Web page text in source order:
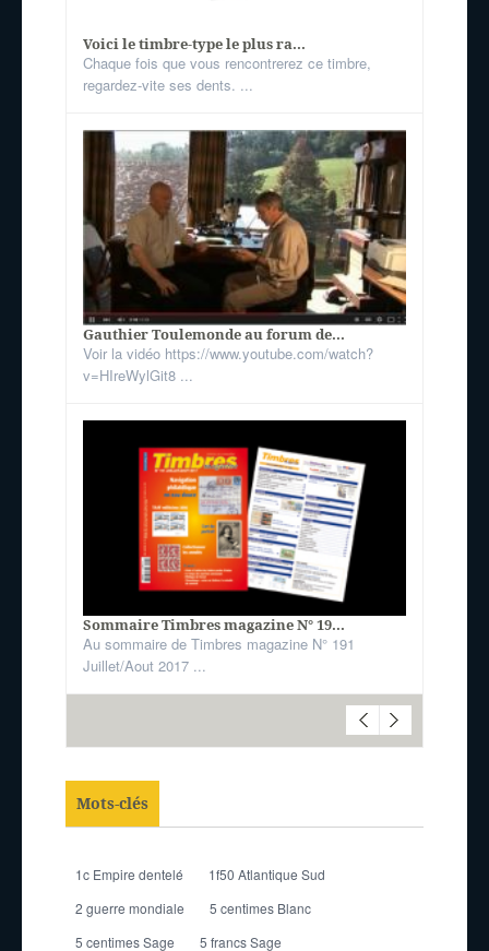
Voici le timbre-type le plus ra...
Chaque fois que vous rencontrerez ce timbre,
regardez-vite ses dents. ...
Gauthier Toulemonde au forum de...
Voir la vidéo https://www.youtube.com/watch?
v=HIreWylGit8 ...
Sommaire Timbres magazine N° 19...
Au sommaire de Timbres magazine N° 191
Juillet/Aout 2017 ...
Mots-clés
1c Empire dentelé
1f50 Atlantique Sud
2 guerre mondiale
5 centimes Blanc
5 centimes Sage
5 francs Sage